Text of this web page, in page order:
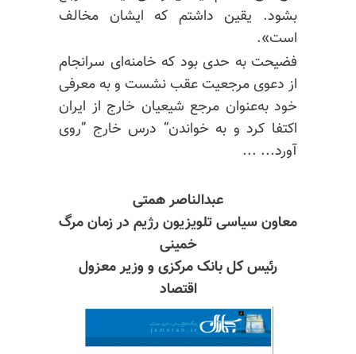
بشود. یقین داشتم که ایشان مخالف
است».
فضیحت به حدی بود که خامنه‌ای سرانجام
از دعوی مرجعیت عقب نشست و به معرفی
خود به‌عنوان مرجع شیعیان خارج از ایران
اکتفا کرد و به خواندن“ درس خارج ”روی
آورد... ...
عبدالناصر همتی
معاون سیاسی تلویزیون رژیم در زمان مرگ
خمینی
رئیس کل بانک مرکزی و وزیر معزول
اقتصاد